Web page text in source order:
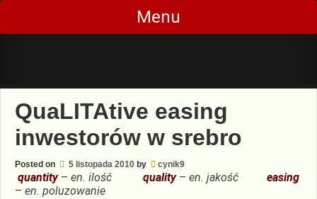
Skip
content
Menu
QuaLITAtive easing
inwestorów w srebro
Posted on 5 listopada 2010 by cynik9
quantity– en. ilość quality– en. jakość
easing
– en. poluzowanie